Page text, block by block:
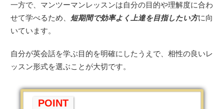
一方で、マンツーマンレッスンは自分の目的や理解度に合わ
せて学べるため、
短期間で効率よく上達を目指したい方に向
いています。
自分が英会話を学ぶ目的を明確にしたうえで、相性の良いレ
ッスン形式を選ぶことが大切です。
POINT